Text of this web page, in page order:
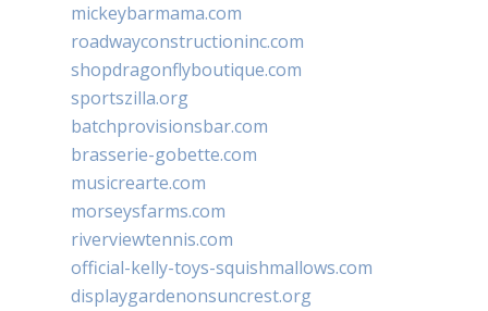
mickeybarmama.com
roadwayconstructioninc.com
shopdragonflyboutique.com
sportszilla.org
batchprovisionsbar.com
brasserie-gobette.com
musicrearte.com
morseysfarms.com
riverviewtennis.com
official-kelly-toys-squishmallows.com
displaygardenonsuncrest.org